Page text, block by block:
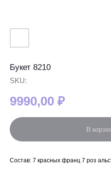
Букет 8210
SKU:
9990,00 ₽
В
Состав: 7 красных франц 7 роз